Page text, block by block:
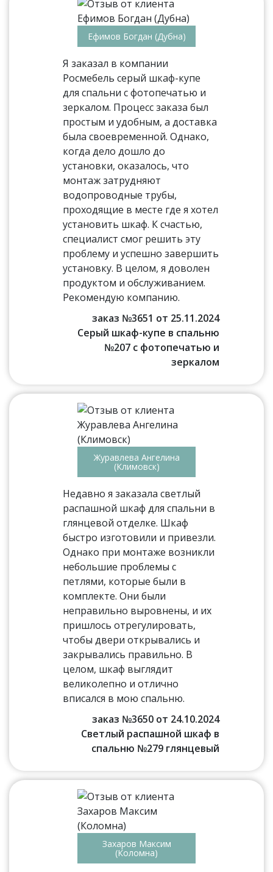
Ефимов Богдан (Дубна)
Я заказал в компании
Росмебель серый шкаф-купе
для спальни с фотопечатью и
зеркалом. Процесс заказа был
простым и удобным, а доставка
была своевременной. Однако,
когда дело дошло до
установки, оказалось, что
монтаж затрудняют
водопроводные трубы,
проходящие в месте где я хотел
установить шкаф. К счастью,
специалист смог решить эту
проблему и успешно завершить
установку. В целом, я доволен
продуктом и обслуживанием.
Рекомендую компанию.
заказ №3651 от 25.11.2024
Серый шкаф-купе в спальню
№207 с фотопечатью и
зеркалом
Журавлева Ангелина
(Климовск)
Недавно я заказала светлый
распашной шкаф для спальни в
глянцевой отделке. Шкаф
быстро изготовили и привезли.
Однако при монтаже возникли
небольшие проблемы с
петлями, которые были в
комплекте. Они были
неправильно выровнены, и их
пришлось отрегулировать,
чтобы двери открывались и
закрывались правильно. В
целом, шкаф выглядит
великолепно и отлично
вписался в мою спальню.
заказ №3650 от 24.10.2024
Светлый распашной шкаф в
спальню №279 глянцевый
Захаров Максим
(Коломна)